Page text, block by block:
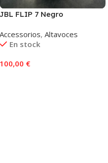
JBL FLIP 7 Negro
Accessorios, Altavoces
En stock
100,00 €